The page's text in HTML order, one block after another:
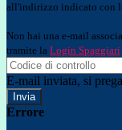
all'indirizzo indicato con
Non hai una e-mail
tramite la Login Spaggiari
E-mail inviata, si
Errore